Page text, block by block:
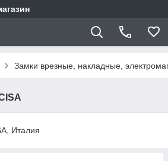
Замки врезные, накладные,
Италия